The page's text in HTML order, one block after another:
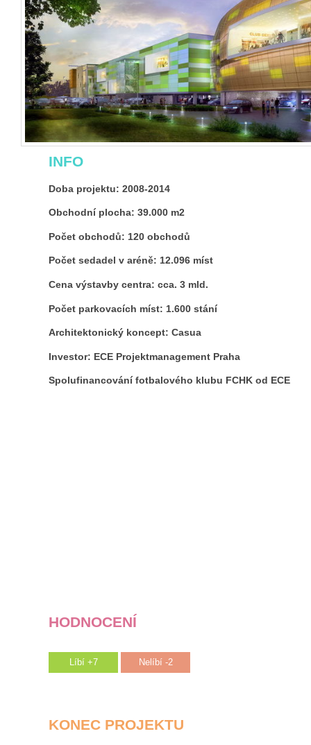
INFO
Doba projektu: 2008-2014
Obchodní plocha: 39.000 m2
Počet obchodů: 120 obchodů
Počet sedadel v aréně: 12.096 míst
Cena výstavby centra: cca. 3 mld.
Počet parkovacích míst: 1.600 stání
Architektonický koncept: Casua
Investor: ECE Projektmanagement Praha
Spolufinancování fotbalového klubu FCHK od ECE
HODNOCENÍ
Líbí +7 Nelíbí -2
KONEC PROJEKTU